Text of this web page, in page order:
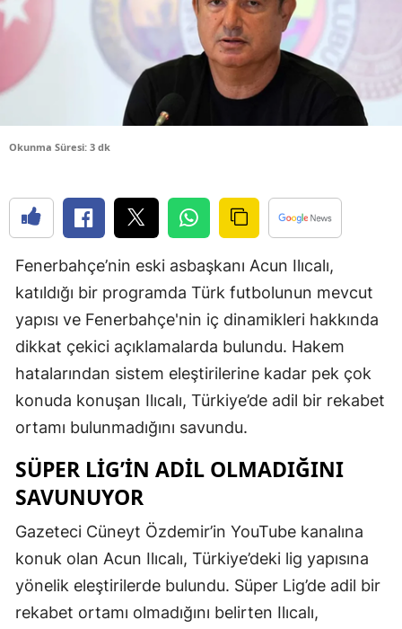
Burdur
Bursa
Edirne
Elazığ
Erzincan
Eskişehir
Giresun
Gümüşhane
Okunma Süresi: 3 dk
Fenerbahçe’nin eski asbaşkanı Acun Ilıcalı,
katıldığı bir programda Türk futbolunun mevcut
yapısı ve Fenerbahçe'nin iç dinamikleri hakkında
dikkat çekici açıklamalarda bulundu. Hakem
hatalarından sistem eleştirilerine kadar pek çok
konuda konuşan Ilıcalı, Türkiye’de adil bir rekabet
ortamı bulunmadığını savundu.
SÜPER LIG’IN ADIL OLMADIĞINI
SAVUNUYOR
Gazeteci Cüneyt Özdemir’in YouTube kanalına
konuk olan Acun Ilıcalı, Türkiye’deki lig yapısına
yönelik eleştirilerde bulundu. Süper Lig’de adil bir
rekabet ortamı olmadığını belirten Ilıcalı,